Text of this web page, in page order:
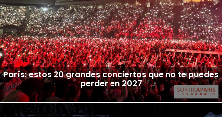
París: estos 20 grandes conciertos que no te puedes
perder en 2027